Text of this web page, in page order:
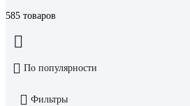
585 товаров
По популярности
Фильтры